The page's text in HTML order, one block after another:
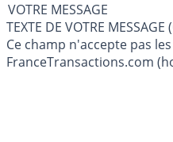
VOTRE MESSAGE
Ce champ n'accepte pas
FranceTransactions.com